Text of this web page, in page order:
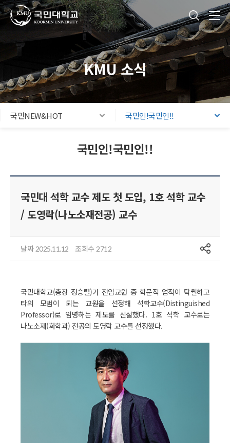
주메뉴 바로가기
본문내용 바로가기
푸터 바로가기
국민대학교
KMU 소식
국민NEW&HOT 국민인!국민인!!
국민인!국민인!!
국민대 석학 교수 제도 첫 도입, 1호 석학 교수
/ 도영락(나노소재전공) 교수
날짜 2025.11.12 조회수 2712 공유
국민대학교(총장 정승렬)가 전임교원 중 학문적 업적이 탁월하고
타의 모범이 되는 교원을 선정해 석학교수(Distinguished
Professor)로 임명하는 제도를 신설했다. 1호 석학 교수로는
나노소재(화학과) 전공의 도영락 교수를 선정했다.